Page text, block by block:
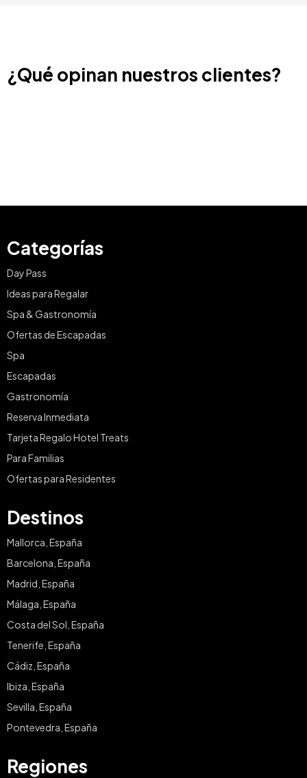
¿Qué opinan nuestros clientes?
Categorías
Day Pass
Ideas para Regalar
Spa & Gastronomía
Ofertas de Escapadas
Spa
Escapadas
Gastronomía
Reserva Inmediata
Tarjeta Regalo Hotel Treats
Para Familias
Ofertas para Residentes
Destinos
Mallorca, España
Barcelona, España
Madrid, España
Málaga, España
Costa del Sol, España
Tenerife, España
Cádiz, España
Ibiza, España
Sevilla, España
Pontevedra, España
Regiones